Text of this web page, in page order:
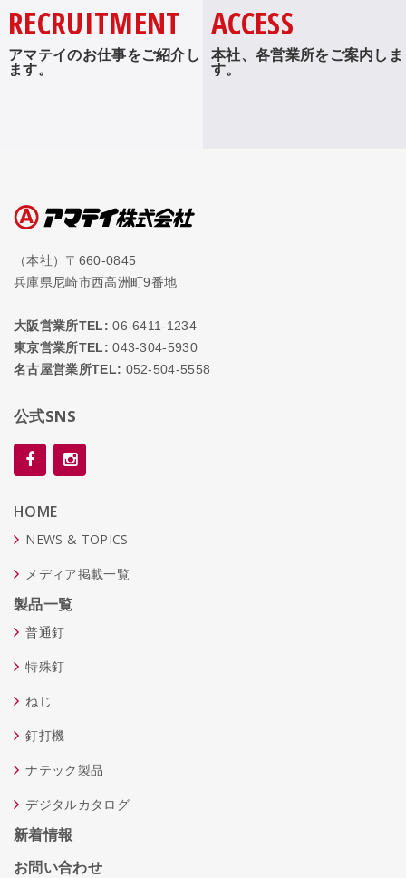
RECRUITMENT
アマテイのお仕事をご紹介し
ます。
ACCESS
本社、各営業所をご案内しま
す。
（本社）〒660-0845
兵庫県尼崎市西高洲町9番地
大阪営業所TEL: 06-6411-1234
東京営業所TEL: 043-304-5930
名古屋営業所TEL: 052-504-5558
公式SNS
HOME
NEWS & TOPICS
メディア掲載一覧
製品一覧
普通釘
特殊釘
ねじ
釘打機
ナテック製品
デジタルカタログ
新着情報
お問い合わせ